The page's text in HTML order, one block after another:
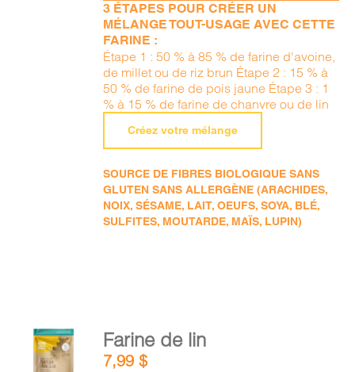
3 ÉTAPES POUR CRÉER UN
MÉLANGE TOUT-USAGE AVEC CETTE
FARINE :
Étape 1 : 50 % à 85 % de farine d'avoine,
de millet ou de riz brun Étape 2 : 15 % à
50 % de farine de pois jaune Étape 3 : 1
% à 15 % de farine de chanvre ou de lin
Créez votre mélange
SOURCE DE FIBRES BIOLOGIQUE SANS
GLUTEN SANS ALLERGÈNE (ARACHIDES,
NOIX, SÉSAME, LAIT, OEUFS, SOYA, BLÉ,
SULFITES, MOUTARDE, MAÏS, LUPIN)
AJOUTER
AU
PANIER
Farine de lin
7,99$